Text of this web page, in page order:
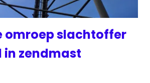
omroep slachtoffer
zendmast